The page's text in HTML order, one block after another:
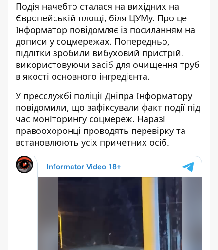
Подія начебто сталася на вихідних на
Європейській площі, біля ЦУМу. Про це
Інформатор повідомляє із посиланням на
дописи у соцмережах. Попередньо,
підлітки зробили вибуховий пристрій,
використовуючи засіб для очищення труб
в якості основного інгредієнта.
У пресслужбі поліції Дніпра Інформатору
повідомили, що зафіксували факт події під
час моніторингу соцмереж. Наразі
правоохоронці проводять перевірку та
встановлюють усіх причетних осіб.